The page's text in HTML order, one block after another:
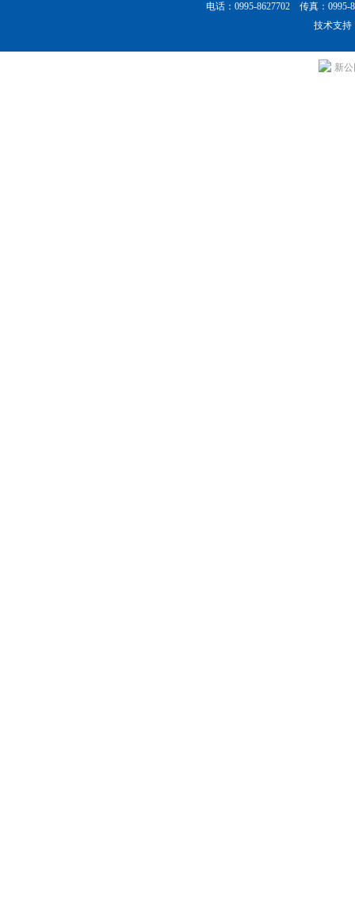
电话：0995-8627702 传真：
技术支持
新公